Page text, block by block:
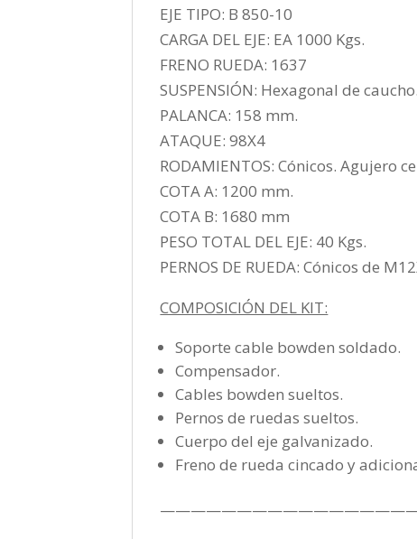
EJE TIPO: B 850-10
CARGA DEL EJE: EA 1000 Kgs.
FRENO RUEDA: 1637
SUSPENSIÓN: Hexagonal de caucho.
PALANCA: 158 mm.
ATAQUE: 98X4
RODAMIENTOS: Cónicos. Agujero
COTA A: 1200 mm.
COTA B: 1680 mm
PESO TOTAL DEL EJE: 40 Kgs.
PERNOS DE RUEDA: Cónicos de
COMPOSICIÓN DEL KIT:
Soporte cable bowden soldado.
Compensador.
Cables bowden sueltos.
Pernos de ruedas sueltos.
Cuerpo del eje galvanizado.
Freno de rueda cincado y